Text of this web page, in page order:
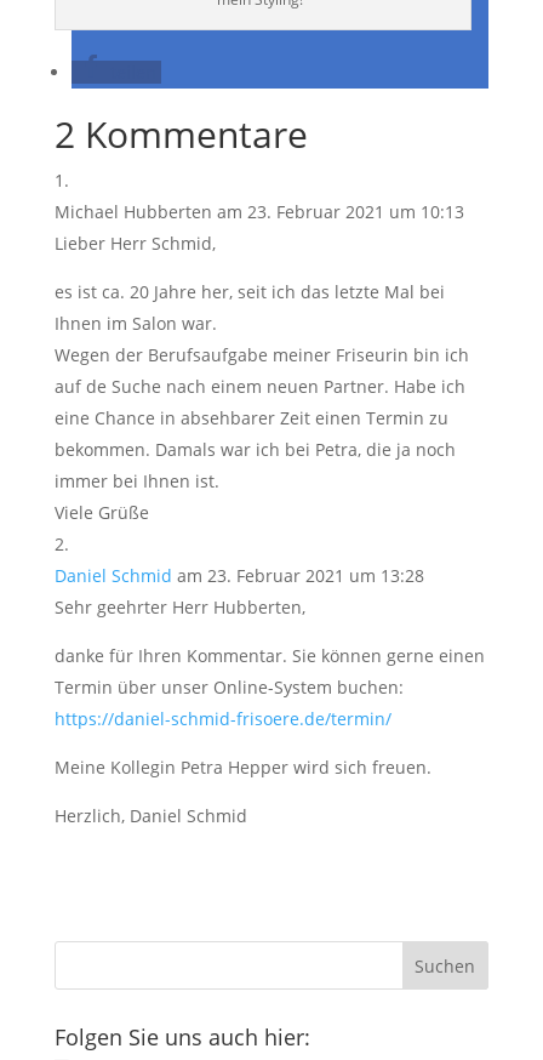
2 Kommentare
Michael Hubberten am 23. Februar 2021 um 10:13
Lieber Herr Schmid,
es ist ca. 20 Jahre her, seit ich das letzte Mal bei
Ihnen im Salon war.
Wegen der Berufsaufgabe meiner Friseurin bin ich
auf de Suche nach einem neuen Partner. Habe ich
eine Chance in absehbarer Zeit einen Termin zu
bekommen. Damals war ich bei Petra, die ja noch
immer bei Ihnen ist.
Viele Grüße
Daniel Schmid am 23. Februar 2021 um 13:28
Sehr geehrter Herr Hubberten,
danke für Ihren Kommentar. Sie können gerne einen
Termin über unser Online-System buchen:
https://daniel-schmid-frisoere.de/termin/
Meine Kollegin Petra Hepper wird sich freuen.
Herzlich, Daniel Schmid
Folgen Sie uns auch hier: